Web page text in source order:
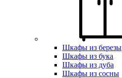
Шкафы из березы
Шкафы из бука
Шкафы из дуба
Шкафы из сосны